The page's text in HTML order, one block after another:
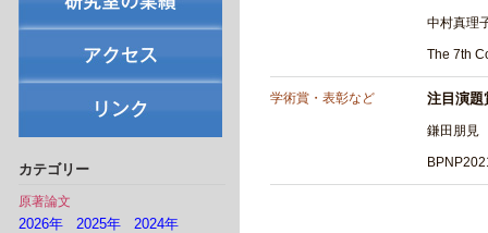
カテゴリー
原著論文
2026年 2025年
2024年
中村真理
The 7th
学術賞・表彰など 注目演題
鎌田朋見